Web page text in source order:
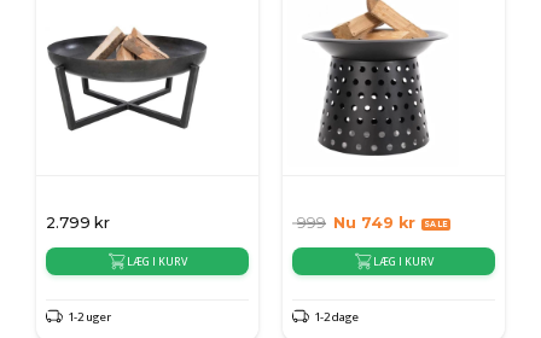
2.799 kr
LÆG I KURV
1-2 uger
999 Nu 749 kr
LÆG I KURV
1-2 dage